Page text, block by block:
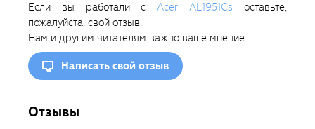
Если вы работали сAcer AL1951Cs оставьте,
пожалуйста, свой отзыв.
Нам и другим читателям важно ваше мнение.
Написать свой отзыв
Отзывы